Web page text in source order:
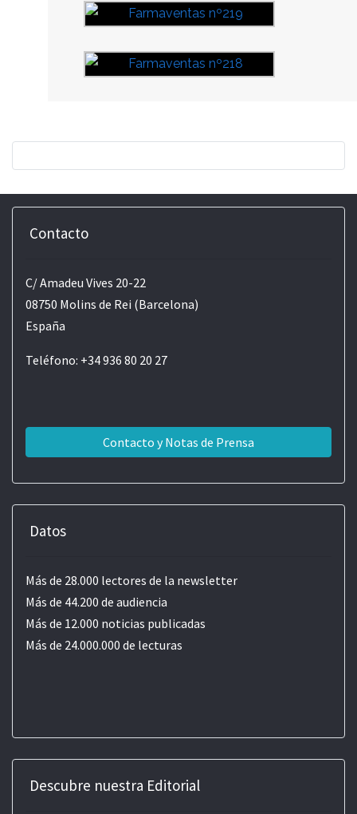
Contacto
C/ Amadeu Vives 20-22
08750 Molins de Rei (Barcelona)
España
Teléfono: +34 936 80 20 27
Contacto y Notas de Prensa
Datos
Más de 28.000 lectores de la newsletter
Más de 44.200 de audiencia
Más de 12.000 noticias publicadas
Más de 24.000.000 de lecturas
Descubre nuestra Editorial